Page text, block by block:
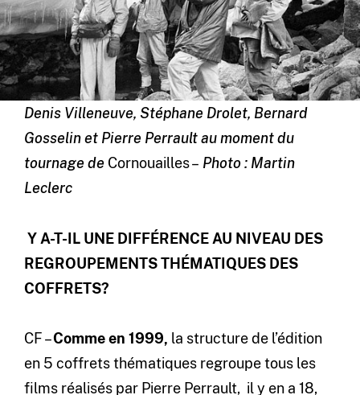
Denis Villeneuve, Stéphane Drolet, Bernard
Gosselin et Pierre Perrault au moment du
tournage de Cornouailles – Photo : Martin
Leclerc
Y A-T-IL UNE DIFFÉRENCE AU NIVEAU DES
REGROUPEMENTS THÉMATIQUES DES
COFFRETS?
CF –Comme en 1999, la structure de l’édition
en 5 coffrets thématiques regroupe tous les
films réalisés par Pierre Perrault, il y en a 18,